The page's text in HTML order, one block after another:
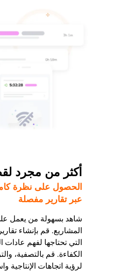
أكثر من مجرد
الحصول على نظرة
عبر تقارير مفصلة
شاهد بسهولة من يعمل
المشاريع. قم بإنشاء
التي تحتاجها لفهم
الكفاءة. قم بالتصفية،
لرؤية اتجاهات